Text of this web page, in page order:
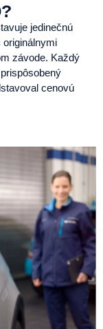
jedinečnú
závode. Každý
cenovú